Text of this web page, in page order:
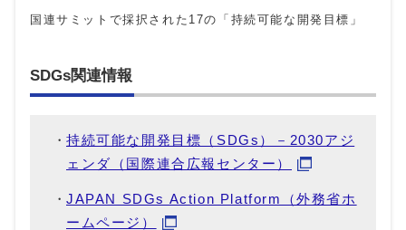
国連サミットで採択された17の「持続可能な開発目標」
SDGs関連情報
持続可能な開発目標（SDGs）－2030アジ
ェンダ（国際連合広報センター）
JAPAN SDGs Action Platform（外務省ホ
ームページ）